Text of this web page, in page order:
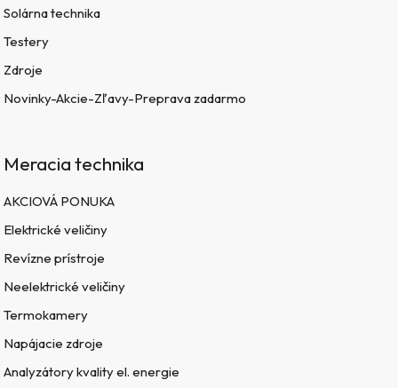
Solárna technika
Testery
Zdroje
Novinky-Akcie-Zľavy-Preprava zadarmo
Meracia technika
AKCIOVÁ PONUKA
Elektrické veličiny
Revízne prístroje
Neelektrické veličiny
Termokamery
Napájacie zdroje
Analyzátory kvality el. energie